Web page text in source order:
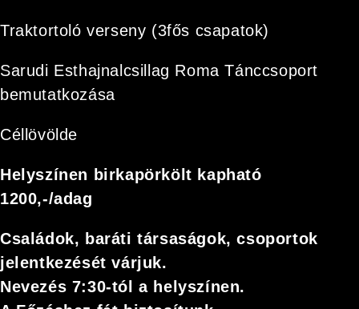
Traktortoló verseny (3fős csapatok)
Sarudi Esthajnalcsillag Roma Tánccsoport
bemutatkozása
Céllövölde
Helyszínen birkapörkölt kapható
1200,-/adag
Családok, baráti társaságok, csoportok
jelentkezését várjuk.
Nevezés 7:30-tól a helyszínen.